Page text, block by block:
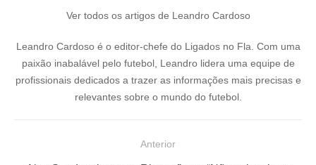
Ver todos os artigos de Leandro Cardoso
Leandro Cardoso é o editor-chefe do Ligados no Fla. Com uma
paixão inabalável pelo futebol, Leandro lidera uma equipe de
profissionais dedicados a trazer as informações mais precisas e
relevantes sobre o mundo do futebol.
Anterior